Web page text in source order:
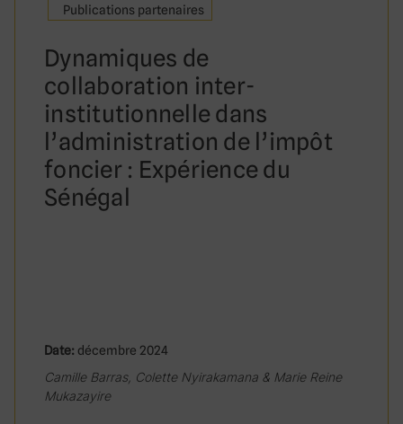
Publications partenaires
Dynamiques de
collaboration inter-
institutionnelle dans
l’administration de l’impôt
foncier : Expérience du
Sénégal
Date: décembre 2024
Camille Barras, Colette Nyirakamana & Marie Reine
Mukazayire